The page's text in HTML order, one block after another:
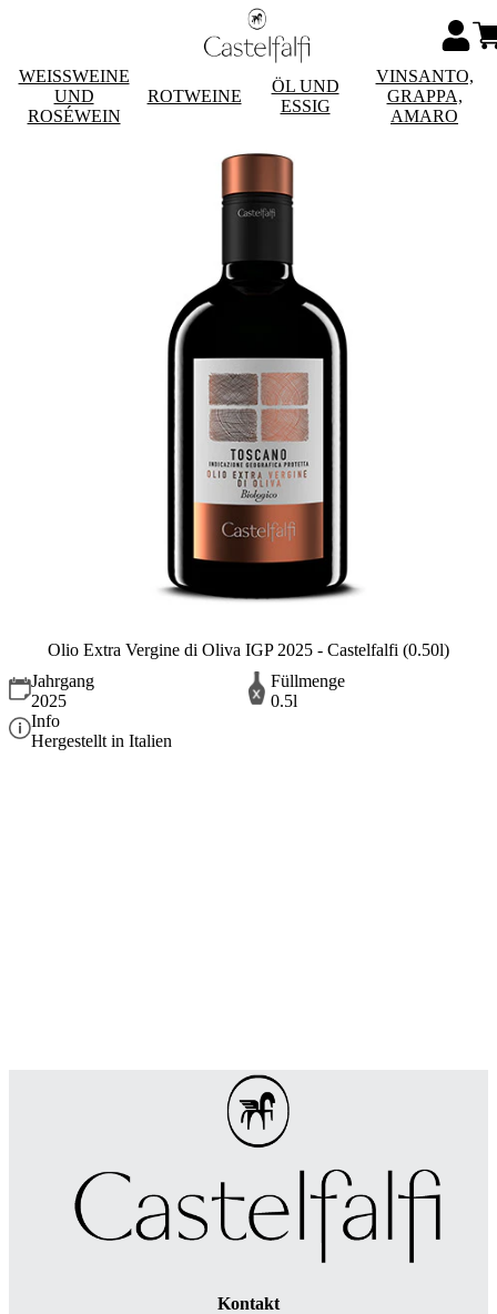
WEISSWEINE
UND
ROSÉWEIN
ROTWEINE
ÖL UND
ESSIG
VINSANTO,
GRAPPA,
AMARO
Olio Extra Vergine di Oliva IGP 2025 - Castelfalfi (0.50l)
Jahrgang
2025
Füllmenge
0.5l
Info
Hergestellt in Italien
Kontakt